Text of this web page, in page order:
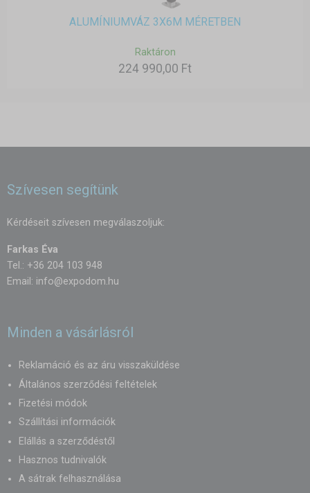
ALUMÍNIUMVÁZ 3X6M MÉRETBEN
Raktáron
224 990,00 Ft
Szívesen segítünk
Kérdéseit szívesen megválaszoljuk:
Farkas Éva
Tel.: +36 204 103 948
Email: info@expodom.hu
Minden a vásárlásról
Reklamáció és az áru visszaküldése
Általános szerződési feltételek
Fizetési módok
Szállítási információk
Elállás a szerződéstől
Hasznos tudnivalók
A sátrak felhasználása